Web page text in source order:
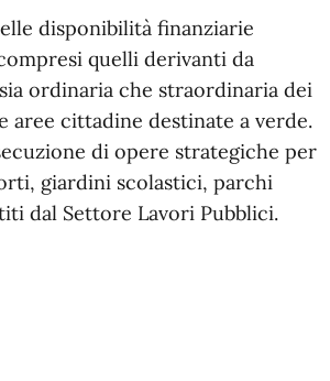
disponibilità finanziarie
quelli derivanti da
ordinaria che straordinaria dei
aree cittadine destinate a verde.
di opere strategiche per
giardini scolastici, parchi
dal Settore Lavori Pubblici.